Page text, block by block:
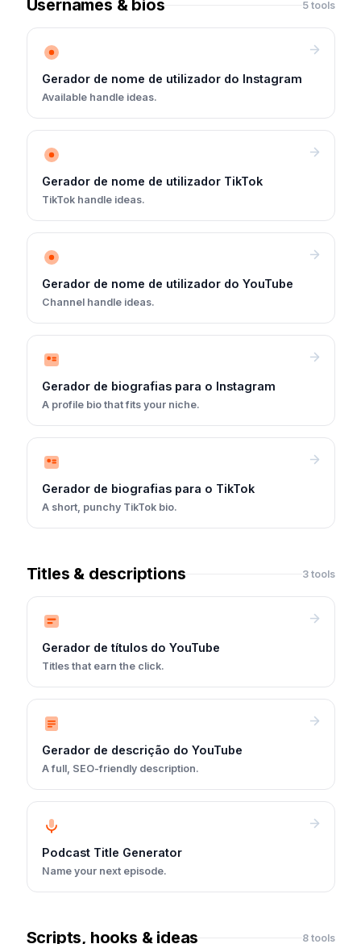
Usernames & bios 5 tools
Gerador de nome de utilizador do Instagram
Available handle ideas.
Gerador de nome de utilizador TikTok
TikTok handle ideas.
Gerador de nome de utilizador do YouTube
Channel handle ideas.
Gerador de biografias para o Instagram
A profile bio that fits your niche.
Gerador de biografias para o TikTok
A short, punchy TikTok bio.
Titles & descriptions 3 tools
Gerador de títulos do YouTube
Titles that earn the click.
Gerador de descrição do YouTube
A full, SEO-friendly description.
Podcast Title Generator
Name your next episode.
Scripts, hooks & ideas 8 tools